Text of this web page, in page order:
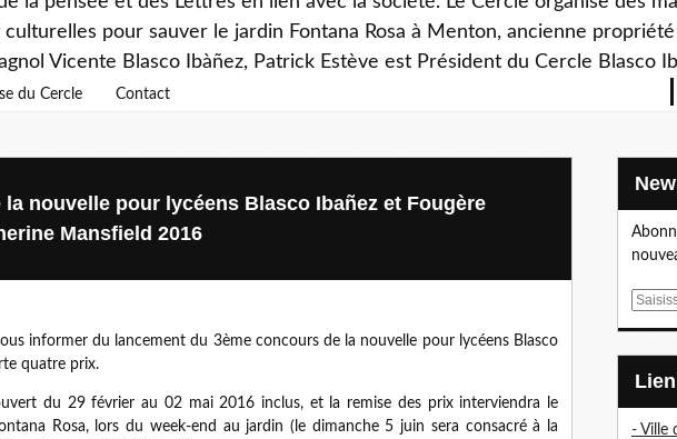
pour sauver le jardin Fontana Rosa à Menton, ancienne
Vicente Blasco Ibàñez, Patrick Estève est Président du Cercle Blasco
du Cercle Contact
nouvelle pour lycéens Blasco Ibañez et Fougère
Mansfield 2016
informer du lancement du 3ème concours de la nouvelle pour lycéens Blasco
quatre prix.
du 29 février au 02 mai 2016 inclus, et la remise des prix interviendra le
Rosa, lors du week-end au jardin (le dimanche 5 juin sera consacré à la
E
- Ville